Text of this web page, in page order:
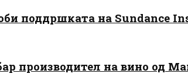
поддршката на Sundance
производител на вино од